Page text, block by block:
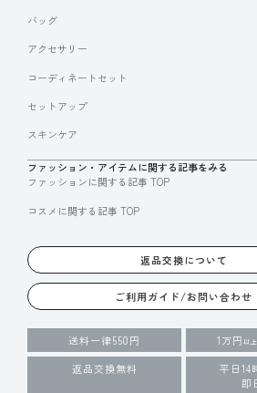
バッグ
アクセサリー
コーディネートセット
セットアップ
スキンケア
ファッション・アイテムに関する記事をみる
ファッションに関する記事 TOP
コスメに関する記事 TOP
返品交換について
ご利用ガイド/お問い合わせ
送料一律550円 1万円 以
返品交換無料
平日14
即